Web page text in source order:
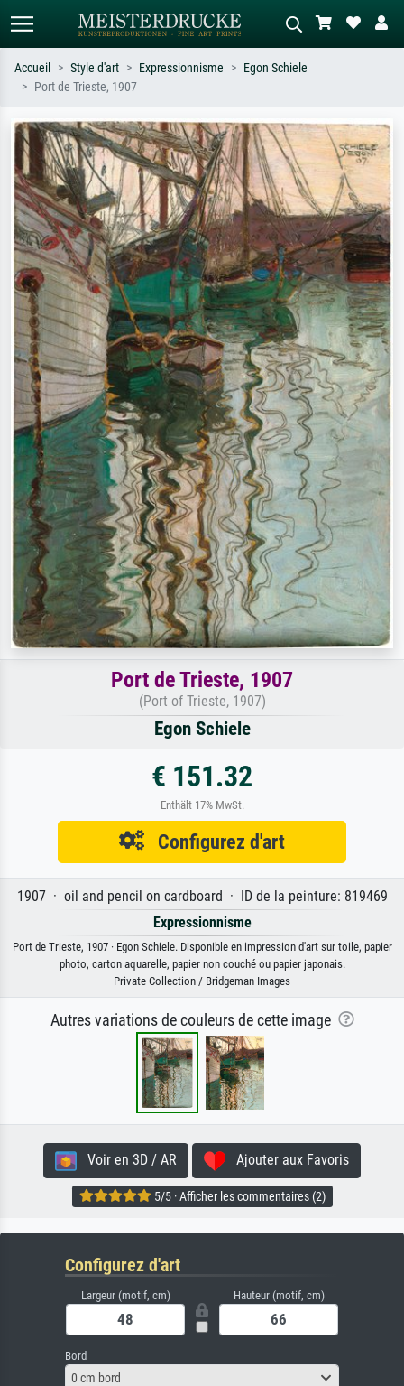
Recherchez par artiste, titre ou style –
ex. Monet, Nuit étoilée,
impressionnisme, vague de Hokusai,
nu.
Décrivez la scène – ex. prairie verte,
abstrait avec beaucoup de rouge,
tableau sombre, nu debout près d'un
arbre.
Accueil Style d'art Expressionnisme
Egon Schiele
Port de Trieste, 1907
Port de Trieste, 1907
(Port of Trieste, 1907)
Egon Schiele
€ 151.32
Enthält 17% MwSt.
Configurez d'art
1907 · oil and pencil on cardboard · ID de la peinture: 819469
Expressionnisme
Port de Trieste, 1907 · Egon Schiele. Disponible en impression d'art sur toile, papier
photo, carton aquarelle, papier non couché ou papier japonais.
Private Collection / Bridgeman Images
Autres variations de couleurs de cette image
Voir en 3D / AR Ajouter aux Favoris
5/5 · Afficher les commentaires (2)
Configurez d'art
Largeur (motif, cm) Hauteur (motif, cm)
Bord
0 cm bord